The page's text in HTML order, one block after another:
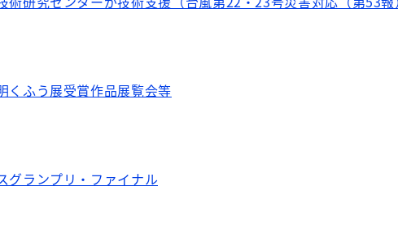
くふう展受賞作品展覧会等
グランプリ・ファイナル